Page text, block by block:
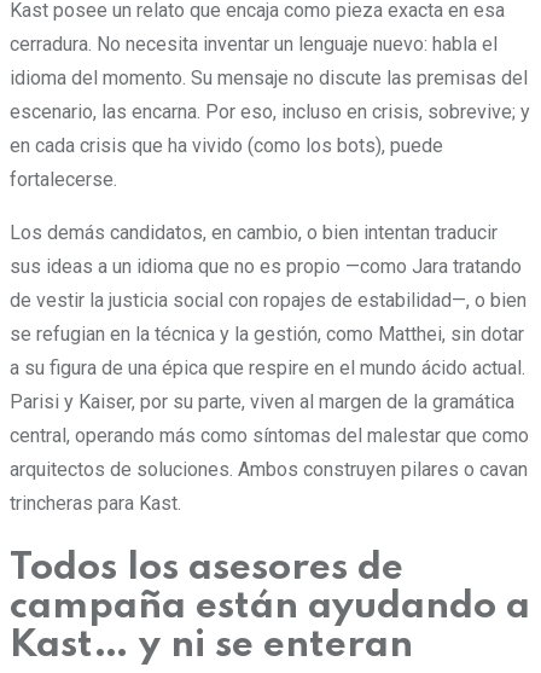
Kast posee un relato que encaja como pieza exacta en esa
cerradura. No necesita inventar un lenguaje nuevo: habla el
idioma del momento. Su mensaje no discute las premisas del
escenario, las encarna. Por eso, incluso en crisis, sobrevive; y
en cada crisis que ha vivido (como los bots), puede
fortalecerse.
Los demás candidatos, en cambio, o bien intentan traducir
sus ideas a un idioma que no es propio —como Jara tratando
de vestir la justicia social con ropajes de estabilidad—, o bien
se refugian en la técnica y la gestión, como Matthei, sin dotar
a su figura de una épica que respire en el mundo ácido actual.
Parisi y Kaiser, por su parte, viven al margen de la gramática
central, operando más como síntomas del malestar que como
arquitectos de soluciones. Ambos construyen pilares o cavan
trincheras para Kast.
Todos los asesores de
campaña están ayudando a
Kast… y ni se enteran